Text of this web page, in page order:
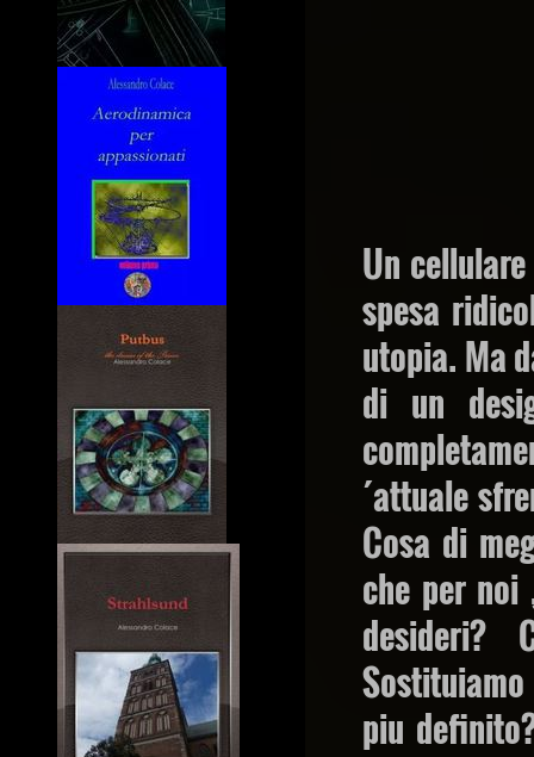
Un
spesa
utopia. Ma
di un
´attuale
Cosa di
che per
desideri?
piu